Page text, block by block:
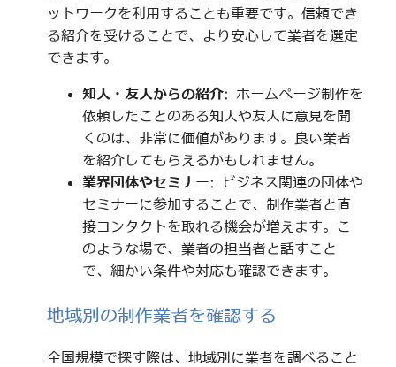
ットワークを利用することも重要です。信頼でき
る紹介を受けることで、より安心して業者を選定
できます。
知人・友人からの紹介: ホームページ制作を
依頼したことのある知人や友人に意見を聞
くのは、非常に価値があります。良い業者
を紹介してもらえるかもしれません。
業界団体やセミナー: ビジネス関連の団体や
セミナーに参加することで、制作業者と直
接コンタクトを取れる機会が増えます。こ
のような場で、業者の担当者と話すこと
で、細かい条件や対応も確認できます。
地域別の制作業者を確認する
全国規模で探す際は、地域別に業者を調べること